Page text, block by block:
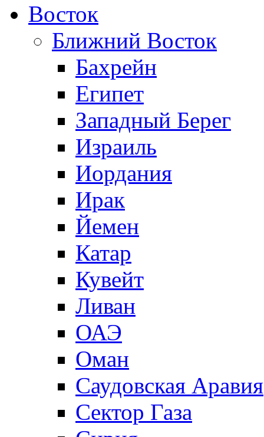
Восток
Ближний Восток
Бахрейн
Египет
Западный Берег
Израиль
Иордания
Ирак
Йемен
Катар
Кувейт
Ливан
ОАЭ
Оман
Саудовская Аравия
Сектор Газа